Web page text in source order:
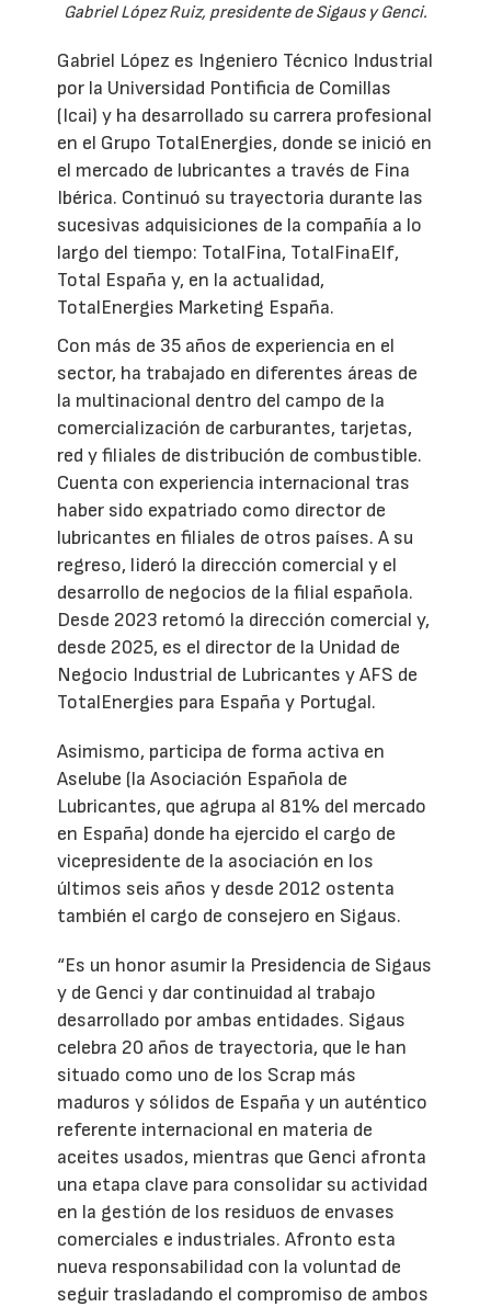
Gabriel López Ruiz, presidente de Sigaus y Genci.
Gabriel López es Ingeniero Técnico Industrial
por la Universidad Pontificia de Comillas
(Icai) y ha desarrollado su carrera profesional
en el Grupo TotalEnergies, donde se inició en
el mercado de lubricantes a través de Fina
Ibérica. Continuó su trayectoria durante las
sucesivas adquisiciones de la compañía a lo
largo del tiempo: TotalFina, TotalFinaElf,
Total España y, en la actualidad,
TotalEnergies Marketing España.
Con más de 35 años de experiencia en el
sector, ha trabajado en diferentes áreas de
la multinacional dentro del campo de la
comercialización de carburantes, tarjetas,
red y filiales de distribución de combustible.
Cuenta con experiencia internacional tras
haber sido expatriado como director de
lubricantes en filiales de otros países. A su
regreso, lideró la dirección comercial y el
desarrollo de negocios de la filial española.
Desde 2023 retomó la dirección comercial y,
desde 2025, es el director de la Unidad de
Negocio Industrial de Lubricantes y AFS de
TotalEnergies para España y Portugal.
Asimismo, participa de forma activa en
Aselube (la Asociación Española de
Lubricantes, que agrupa al 81% del mercado
en España) donde ha ejercido el cargo de
vicepresidente de la asociación en los
últimos seis años y desde 2012 ostenta
también el cargo de consejero en Sigaus.
“Es un honor asumir la Presidencia de Sigaus
y de Genci y dar continuidad al trabajo
desarrollado por ambas entidades. Sigaus
celebra 20 años de trayectoria, que le han
situado como uno de los Scrap más
maduros y sólidos de España y un auténtico
referente internacional en materia de
aceites usados, mientras que Genci afronta
una etapa clave para consolidar su actividad
en la gestión de los residuos de envases
comerciales e industriales. Afronto esta
nueva responsabilidad con la voluntad de
seguir trasladando el compromiso de ambos